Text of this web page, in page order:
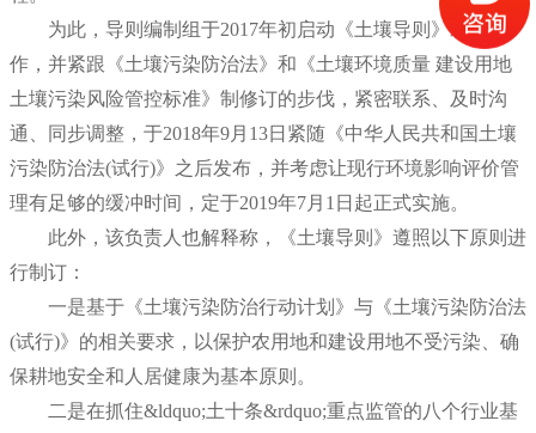
为此，导则编制组于2017年初启动《土壤导则》编制工
作，并紧跟《土壤污染防治法》和《土壤环境质量 建设用地
土壤污染风险管控标准》制修订的步伐，紧密联系、及时沟
通、同步调整，于2018年9月13日紧随《中华人民共和国土壤
污染防治法(试行)》之后发布，并考虑让现行环境影响评价管
理有足够的缓冲时间，定于2019年7月1日起正式实施。
此外，该负责人也解释称，《土壤导则》遵照以下原则进
行制订：
一是基于《土壤污染防治行动计划》与《土壤污染防治法
(试行)》的相关要求，以保护农用地和建设用地不受污染、确
保耕地安全和人居健康为基本原则。
二是在抓住&ldquo;土十条&rdquo;重点监管的八个行业基